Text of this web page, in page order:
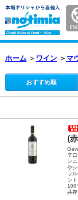
ホーム ＞ ワイン ＞ マ
おすすめ順
(
辛
ン
や
ラ
ン
100
共存